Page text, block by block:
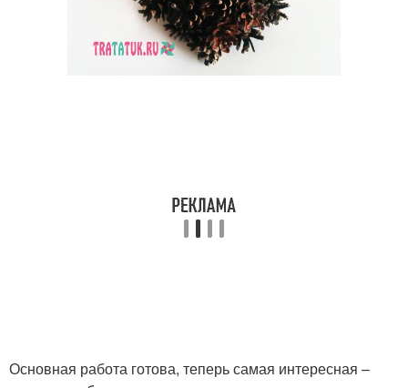
Основная работа готова, теперь самая интересная –